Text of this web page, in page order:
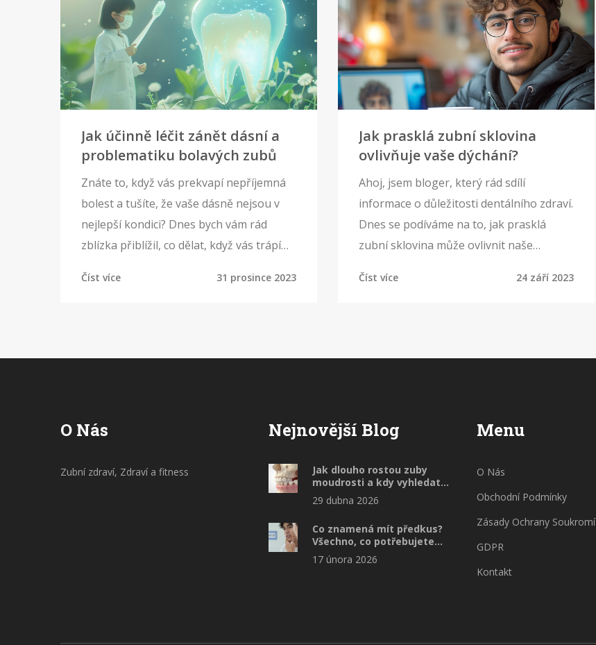
Jak účinně léčit zánět dásní a
problematiku bolavých zubů
Znáte to, když vás prekvapí nepříjemná
bolest a tušíte, že vaše dásně nejsou v
nejlepší kondici? Dnes bych vám rád
zblízka přiblížil, co dělat, když vás trápí
nejefektivněji zvládnout. Objasním nejen
Číst více 31 prosince 2023
Jak prasklá zubní sklovina
ovlivňuje vaše dýchání?
Ahoj, jsem bloger, který rád sdílí
informace o důležitosti dentálního zdraví.
Dnes se podíváme na to, jak prasklá
zubní sklovina může ovlivnit naše
Číst více 24 září 2023
O Nás
Zubní zdraví, Zdraví a fitness
Nejnovější Blog
Jak dlouho rostou zuby
moudrosti a kdy vyhledat
pomoc?
29 dubna 2026
Co znamená mít předkus?
Všechno, co potřebujete
vědět
17 února 2026
Menu
O Nás
Obchodní Podmínky
Zásady Ochrany Soukromí
GDPR
Kontakt